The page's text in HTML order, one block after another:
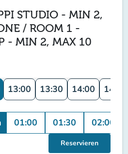
STUDIO - MIN 2,
/ ROOM 1 -
- MIN 2, MAX 10
13:00 13:30 14:00 14:30
01:00 01:30 02:00
Reservieren